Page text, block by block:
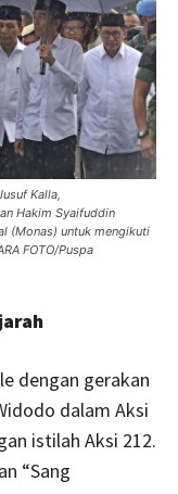
Kalla,
Hakim Syaifuddin
(Monas) untuk mengikuti
FOTO/Puspa
dengan gerakan
dalam Aksi
istilah Aksi 212.
“Sang